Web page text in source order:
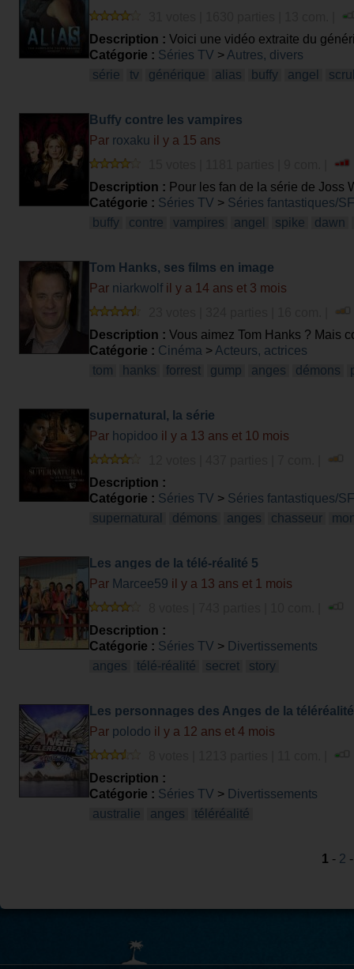
Description : Voici une vidéo extraite du
Catégorie : Séries TV > Autres, divers
série
tv générique alias buffy angel
Buffy contre les vampires
Par roxaku il y a 15 ans
Description : Pour les fan de la série de Joss
Catégorie : Séries TV > Séries fantastiques/SF
buffy
contre vampires angel spike dawn
Tom Hanks, ses films en image
Par niarkwolf il y a 14 ans et 3 mois
Description : Vous aimez Tom Hanks ? Mais
Catégorie : Cinéma > Acteurs, actrices
tom
hanks forrest gump anges démons
supernatural, la série
Par hopidoo il y a 13 ans et 10 mois
Description :
Catégorie : Séries TV > Séries fantastiques/SF
supernatural
démons anges chasseur
Les anges de la télé-réalité 5
Par Marcee59 il y a 13 ans et 1 mois
Description :
Catégorie : Séries TV > Divertissements
anges
télé-réalité secret story
Les personnages des Anges de la
Par polodo il y a 12 ans et 4 mois
Description :
Catégorie : Séries TV > Divertissements
australie
anges téléréalité
1 - 2